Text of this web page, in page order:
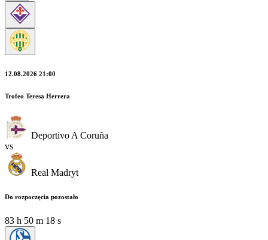
12.08.2026 21:00
Trofeo Teresa Herrera
Deportivo A Coruña
vs
Real Madryt
Do rozpoczęcia pozostało
83 h 50 m 18 s